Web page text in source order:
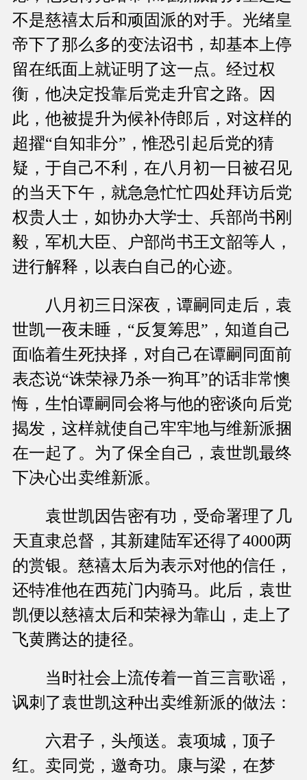
不是慈禧太后和顽固派的对手。光绪皇
帝下了那么多的变法诏书，却基本上停
留在纸面上就证明了这一点。经过权
衡，他决定投靠后党走升官之路。因
此，他被提升为候补侍郎后，对这样的
超擢“自知非分”，惟恐引起后党的猜
疑，于自己不利，在八月初一日被召见
的当天下午，就急急忙忙四处拜访后党
权贵人士，如协办大学士、兵部尚书刚
毅，军机大臣、户部尚书王文韶等人，
进行解释，以表白自己的心迹。
八月初三日深夜，谭嗣同走后，袁
世凯一夜未睡，“反复筹思”，知道自己
面临着生死抉择，对自己在谭嗣同面前
表态说“诛荣禄乃杀一狗耳”的话非常懊
悔，生怕谭嗣同会将与他的密谈向后党
揭发，这样就使自己牢牢地与维新派捆
在一起了。为了保全自己，袁世凯最终
下决心出卖维新派。
袁世凯因告密有功，受命署理了几
天直隶总督，其新建陆军还得了4000两
的赏银。慈禧太后为表示对他的信任，
还特准他在西苑门内骑马。此后，袁世
凯便以慈禧太后和荣禄为靠山，走上了
飞黄腾达的捷径。
当时社会上流传着一首三言歌谣，
讽刺了袁世凯这种出卖维新派的做法：
六君子，头颅送。袁项城，顶子
红。卖同党，邀奇功。康与梁，在梦